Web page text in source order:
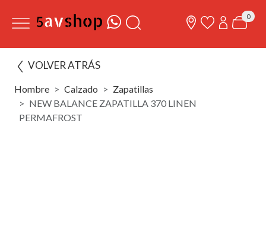
0
VOLVER ATRÁS
Hombre Calzado
Zapatillas
NEW BALANCE ZAPATILLA 370 LINEN
PERMAFROST